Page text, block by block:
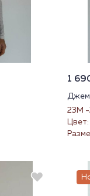
1
23М -
Цвет: